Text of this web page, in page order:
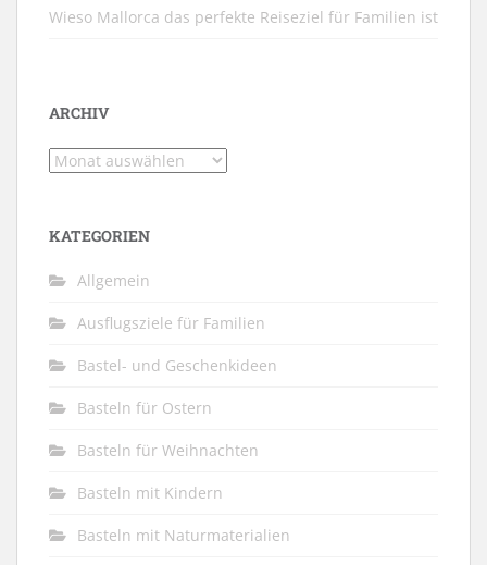
Wieso Mallorca das perfekte Reiseziel für Familien ist
ARCHIV
Archiv
KATEGORIEN
Allgemein
Ausflugsziele für Familien
Bastel- und Geschenkideen
Basteln für Ostern
Basteln für Weihnachten
Basteln mit Kindern
Basteln mit Naturmaterialien